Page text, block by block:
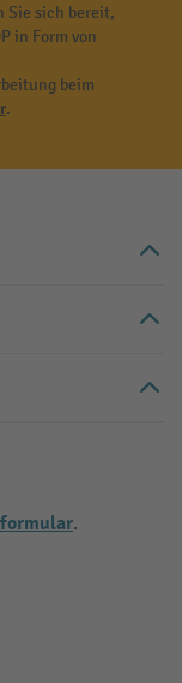
Sie sich bereit,
in Form von
beim
.
.